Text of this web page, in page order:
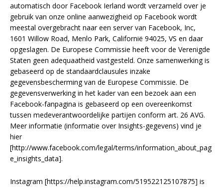
automatisch door Facebook Ierland wordt verzameld over je
gebruik van onze online aanwezigheid op Facebook wordt
meestal overgebracht naar een server van Facebook, Inc,
1601 Willow Road, Menlo Park, Californië 94025, VS en daar
opgeslagen. De Europese Commissie heeft voor de Verenigde
Staten geen adequaatheid vastgesteld. Onze samenwerking is
gebaseerd op de standaardclausules inzake
gegevensbescherming van de Europese Commissie. De
gegevensverwerking in het kader van een bezoek aan een
Facebook-fanpagina is gebaseerd op een overeenkomst
tussen medeverantwoordelijke partijen conform art. 26 AVG.
Meer informatie (informatie over Insights-gegevens) vind je
hier
[http://www.facebook.com/legal/terms/information_about_pag
e_insights_data].
Instagram [https://help.instagram.com/519522125107875] is